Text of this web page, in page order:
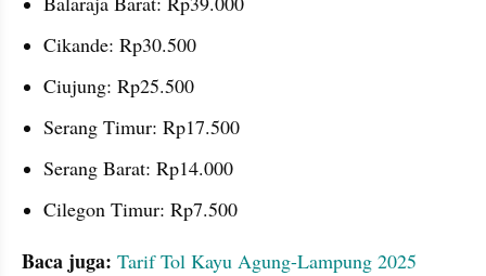
Cikande: Rp30.500
Ciujung: Rp25.500
Serang Timur: Rp17.500
Serang Barat: Rp14.000
Cilegon Timur: Rp7.500
Baca juga: Tarif Tol Kayu Agung-Lampung 2025